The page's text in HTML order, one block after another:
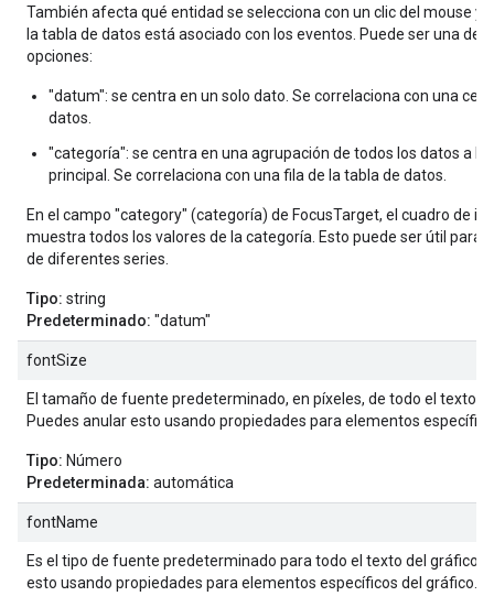
También afecta qué entidad se selecciona con un clic del mouse y
la tabla de datos está asociado con los eventos. Puede ser una de
opciones:
"datum": se centra en un solo dato. Se correlaciona con una
datos.
"categoría": se centra en una agrupación de todos los datos a lo
principal. Se correlaciona con una fila de la tabla de datos.
En el campo "category" (categoría) de FocusTarget, el cuadro de
muestra todos los valores de la categoría. Esto puede ser útil para
de diferentes series.
Tipo: string
Predeterminado: "datum"
fontSize
El tamaño de fuente predeterminado, en píxeles, de todo el texto
Puedes anular esto usando propiedades para elementos
Tipo: Número
Predeterminada: automática
fontName
Es el tipo de fuente predeterminado para todo el texto del gráfico.
esto usando propiedades para elementos específicos del gráfico.